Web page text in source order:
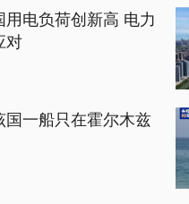
电负荷创新高 电力
对
国一船只在霍尔木兹